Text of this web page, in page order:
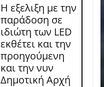
Η εξελιξη με την
παράδοση σε
ιδιώτη των LED
εκθέτει και την
προηγούμενη
και την νυν
Δημοτική Αρχή